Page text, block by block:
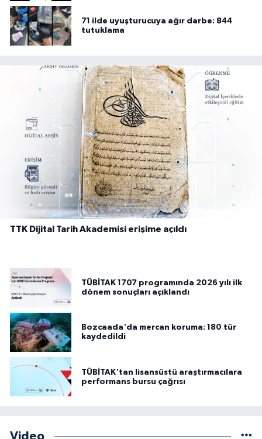
71 ilde uyuşturucuya ağır darbe: 844
tutuklama
TTK Dijital Tarih Akademisi erişime açıldı
TÜBİTAK 1707 programında 2026 yılı ilk
dönem sonuçları açıklandı
Bozcaada'da mercan koruma: 180 tür
kaydedildi
TÜBİTAK'tan lisansüstü araştırmacılara
performans bursu çağrısı
Video